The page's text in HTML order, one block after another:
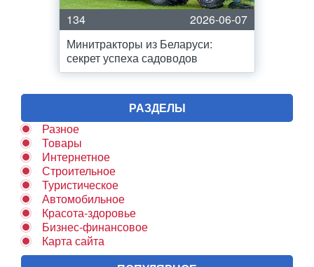
134
2026-06-07
Минитракторы из Беларуси:
секрет успеха садоводов
РАЗДЕЛЫ
Разное
Товары
Интернетное
Строительное
Туристическое
Автомобильное
Красота-здоровье
Бизнес-финансовое
Карта сайта